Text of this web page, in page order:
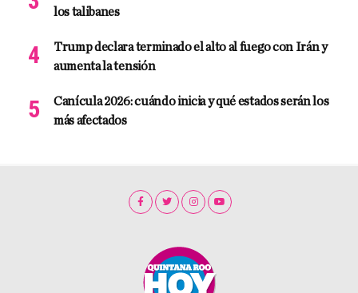
los talibanes
Trump declara terminado el alto al fuego con Irán y
aumenta la tensión
Canícula 2026: cuándo inicia y qué estados serán los
más afectados